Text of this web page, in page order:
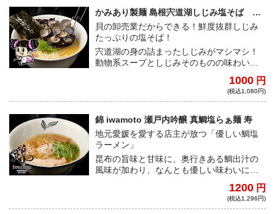
かみあり製麺 島根宍道湖しじみ塩そば し
じみマシマシ
貝の卸売業だからできる！鮮度抜群しじみ
たっぷりの塩そば！
宍道湖の身の詰まったしじみがマシマシ！
動物系スープとしじみそのものの味わいが
味が最大限に引き出されており、自家製麺
1000 円
(税込1,080円)
錦 iwamoto 瀬戸内吟醸 真鯛塩らぁ麺 寿
地元愛媛を愛する店主が放つ「優しい鯛塩
ラーメン」
昆布の旨味と甘味に、奥行きある鯛出汁の
風味が加わり、なんとも優しい味わいに。
は、小麦が豊かに香る上質な味わい。ミシ
ュランビブグルマンを取得する実力店よ
1200 円
(税込1,296円)